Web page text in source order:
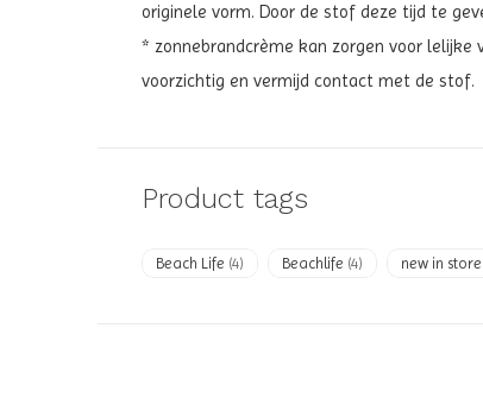
originele vorm. Door de stof deze tijd te
* zonnebrandcrème kan zorgen voor lelijke
voorzichtig en vermijd contact met de stof.
Product tags
Beach Life (4) Beachlife (4) new in store